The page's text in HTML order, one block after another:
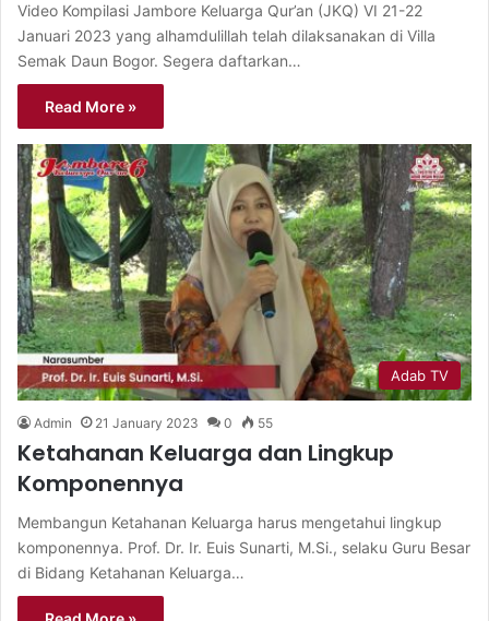
Video Kompilasi Jambore Keluarga Qur’an (JKQ) VI 21-22
Januari 2023 yang alhamdulillah telah dilaksanakan di Villa
Semak Daun Bogor. Segera daftarkan…
Read More »
Adab TV
Admin 21 January 2023 0 55
Ketahanan Keluarga dan Lingkup
Komponennya
Membangun Ketahanan Keluarga harus mengetahui lingkup
komponennya. Prof. Dr. Ir. Euis Sunarti, M.Si., selaku Guru Besar
di Bidang Ketahanan Keluarga…